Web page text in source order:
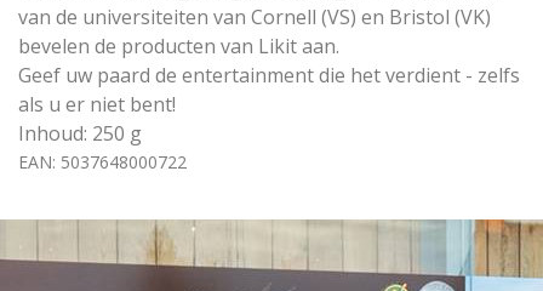
van de universiteiten van Cornell (VS) en Bristol (VK)
bevelen de producten van Likit aan.
Geef uw paard de entertainment die het verdient - zelfs
als u er niet bent!
Inhoud: 250 g
EAN: 5037648000722